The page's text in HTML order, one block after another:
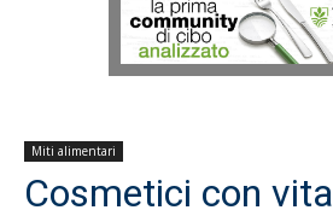
Miti alimentari
Cosmetici con